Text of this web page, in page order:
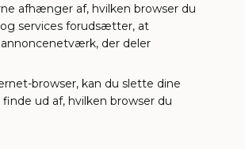
afhænger af, hvilken browser du
services forudsætter, at
der deler
browser, kan du slette dine
ud af, hvilken browser du